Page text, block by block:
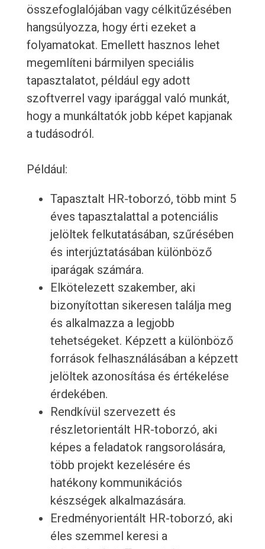
összefoglalójában vagy célkitűzésében
hangsúlyozza, hogy érti ezeket a
folyamatokat. Emellett hasznos lehet
megemlíteni bármilyen speciális
tapasztalatot, például egy adott
szoftverrel vagy iparággal való munkát,
hogy a munkáltatók jobb képet kapjanak
a tudásodról.
Például:
Tapasztalt HR-toborzó, több mint 5
éves tapasztalattal a potenciális
jelöltek felkutatásában, szűrésében
és interjúztatásában különböző
iparágak számára.
Elkötelezett szakember, aki
bizonyítottan sikeresen találja meg
és alkalmazza a legjobb
tehetségeket. Képzett a különböző
források felhasználásában a képzett
jelöltek azonosítása és értékelése
érdekében.
Rendkívül szervezett és
részletorientált HR-toborzó, aki
képes a feladatok rangsorolására,
több projekt kezelésére és
hatékony kommunikációs
készségek alkalmazására.
Eredményorientált HR-toborzó, aki
éles szemmel keresi a